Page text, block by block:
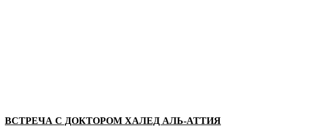
ВСТРЕЧА С ДОКТОРОМ ХАЛЕД АЛЬ-АТТИЯ